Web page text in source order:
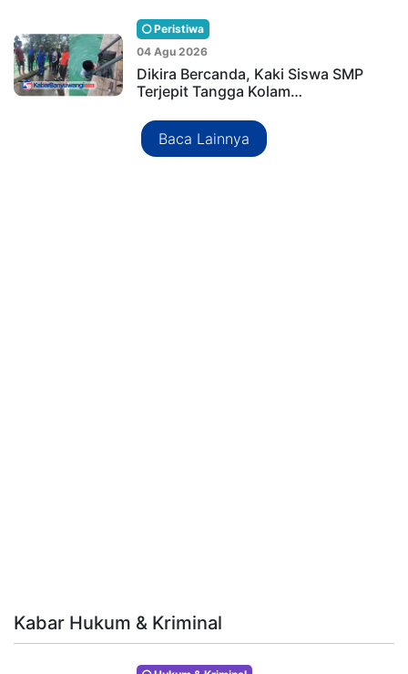
Peristiwa
04 Agu 2026
Dikira Bercanda, Kaki Siswa SMP
Terjepit Tangga Kolam…
Baca Lainnya
Kabar Hukum & Kriminal